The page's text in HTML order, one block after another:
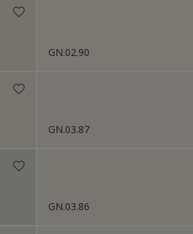
GN.02.90
GN.03.87
GN.03.86